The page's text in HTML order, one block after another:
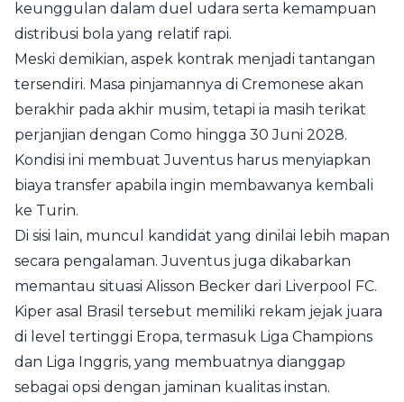
keunggulan dalam duel udara serta kemampuan
distribusi bola yang relatif rapi.
Meski demikian, aspek kontrak menjadi tantangan
tersendiri. Masa pinjamannya di Cremonese akan
berakhir pada akhir musim, tetapi ia masih terikat
perjanjian dengan Como hingga 30 Juni 2028.
Kondisi ini membuat Juventus harus menyiapkan
biaya transfer apabila ingin membawanya kembali
ke Turin.
Di sisi lain, muncul kandidat yang dinilai lebih mapan
secara pengalaman. Juventus juga dikabarkan
memantau situasi Alisson Becker dari Liverpool FC.
Kiper asal Brasil tersebut memiliki rekam jejak juara
di level tertinggi Eropa, termasuk Liga Champions
dan Liga Inggris, yang membuatnya dianggap
sebagai opsi dengan jaminan kualitas instan.